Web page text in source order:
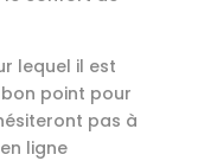
lequel il est
point pour
pas à
ligne